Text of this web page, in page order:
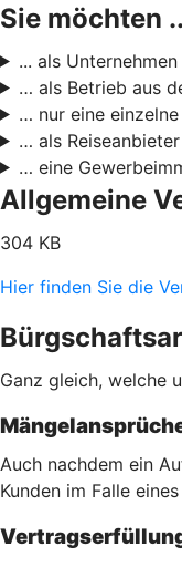
Sie möchten
... als
… als Betrieb aus
… nur eine
… als
… eine
Allgemeine
304 KB
Hier finden Sie die
Ganz gleich, welche
Auch nachdem ein
Kunden im Falle